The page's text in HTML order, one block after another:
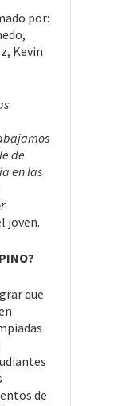
por:
Kevin
de
en las
joven.
que
de